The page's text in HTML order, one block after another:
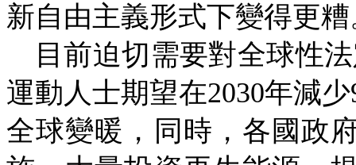
新自由主義形式下變得更
目前迫切需要對全球性
運動人士期望在2030年減少
全球變暖，同時，各國政